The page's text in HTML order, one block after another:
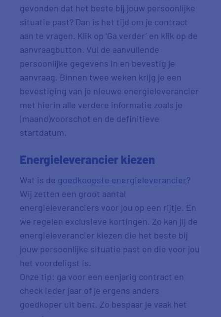
gevonden dat het beste bij jouw persoonlijke
situatie past? Dan is het tijd om je contract
aan te vragen. Klik op ‘Ga verder’ en klik op de
aanvraagbutton. Vul de aanvullende
persoonlijke gegevens in en bevestig je
aanvraag. Binnen twee weken krijg je een
bevestiging van je nieuwe energieleverancier
met hierin alle verdere informatie zoals je
(maand)voorschot en de definitieve
startdatum.
Energieleverancier kiezen
Wat is de goedkoopste energieleverancier?
Wij zetten een groot aantal
energieleveranciers voor jou op een rijtje. En
we regelen exclusieve kortingen. Zo kan jij de
energieleverancier kiezen die het beste bij
jouw persoonlijke situatie past en die voor jou
het voordeligst is.
Onze tip: ga voor een eenjarig contract en
check ieder jaar of je ergens anders
goedkoper uit bent. Zo bespaar je vaak het